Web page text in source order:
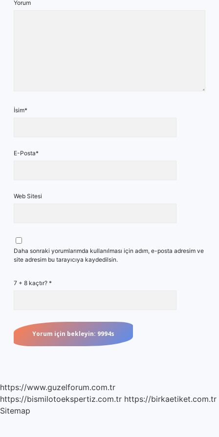
Yorum
İsim*
E-Posta*
Web Sitesi
Daha sonraki yorumlarımda kullanılması için adım, e-posta adresim ve
site adresim bu tarayıcıya kaydedilsin.
7 + 8 kaçtır? *
https://www.guzelforum.com.tr
https://bismilotoekspertiz.com.tr https://birkaetiket.com.tr
Sitemap